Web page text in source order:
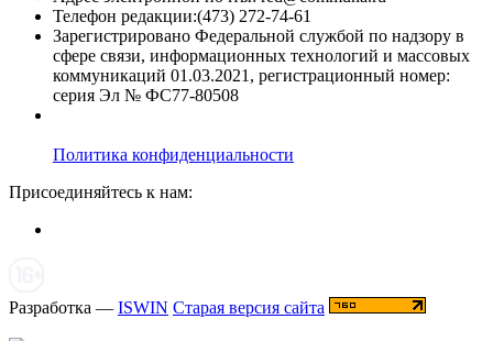
Телефон редакции:(473) 272-74-61
Зарегистрировано Федеральной службой по надзору в
сфере связи, информационных технологий и массовых
коммуникаций 01.03.2021, регистрационный номер:
серия Эл № ФС77-80508
Политика конфиденциальности
Присоединяйтесь к нам:
Разработка — ISWIN Старая версия сайта